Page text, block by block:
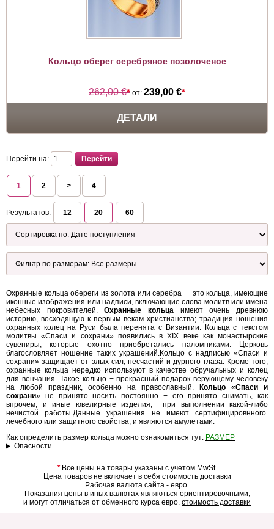
Кольцо оберег серебряное позолоченое
262,00 €* от: 239,00 €*
ДЕТАЛИ
Перейти на:
1 2 > 4
Результатов: 12 20 60
Охранные кольца обереги из золота или серебра − это кольца, имеющие
иконные изображения или надписи, включающие слова молитв или имена
небесных покровителей.Охранные кольца имеют очень древнюю
историю, восходящую к первым векам христианства; традиция ношения
охранных колец на Руси была перенята с Византии. Кольца с текстом
молитвы «Спаси и сохрани» появились в XIX веке как монастырские
сувениры, которые охотно приобретались паломниками. Церковь
благословляет ношение таких украшений.Кольцо с надписью «Спаси и
сохрани» защищает от злых сил, несчастий и дурного глаза. Кроме того,
охранные кольца нередко используют в качестве обручальных и колец
для венчания. Такое кольцо − прекрасный подарок верующему человеку
на любой праздник, особенно на православный.
Кольцо «Спаси и
сохрани» не принято носить постоянно − его принято снимать, как
впрочем, и иные ювелирные изделия, при выполнении какой-либо
нечистой работы.Данные украшения не имеют сертифицировнного
лечебного или защитного свойства, и являются амулетами.
Как определить размер кольца можно ознакомиться тут: РАЗМЕР
Опасности
*Все цены на товары указаны с учетом MwSt.
Цена товаров не включает в себя стоимость доставки
Рабочая валюта сайта - евро.
Показания цены в иных валютах являються ориентировочными,
и могут отличаться от обменного курса евро. стоимость доставки